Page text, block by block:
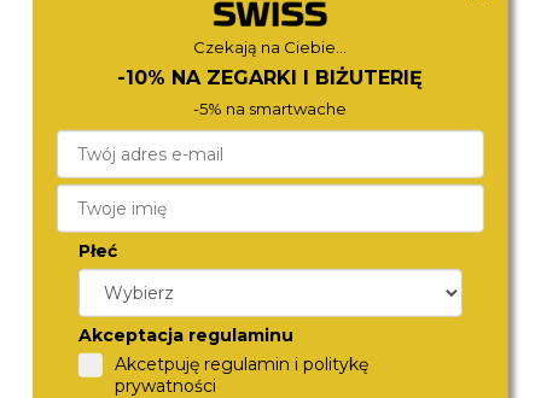
CITIZEN
NJ0151-88W
1 490,-
NK0020-55E
Czekają na Ciebie...
-10% NA ZEGARKI I BIŻUTERIĘ
-5% na smartwache
Płeć
Akceptacja regulaminu
Akcetpuję regulamin i politykę
prywatności